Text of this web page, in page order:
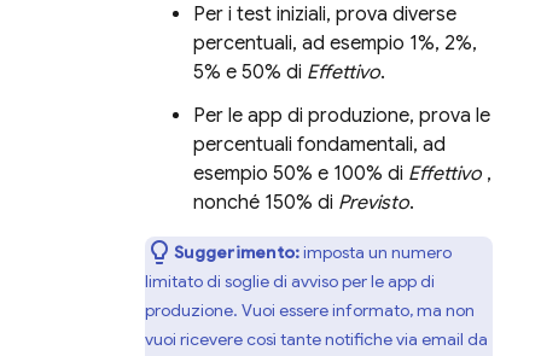
Per i test iniziali, prova diverse
percentuali, ad esempio 1%, 2%,
5% e 50% di Effettivo.
Per le app di produzione, prova le
percentuali fondamentali, ad
esempio 50% e 100% di Effettivo ,
nonché 150% di Previsto.
Suggerimento:imposta un numero
limitato di soglie di avviso per le app di
produzione. Vuoi essere informato, ma non
vuoi ricevere così tante notifiche via email da